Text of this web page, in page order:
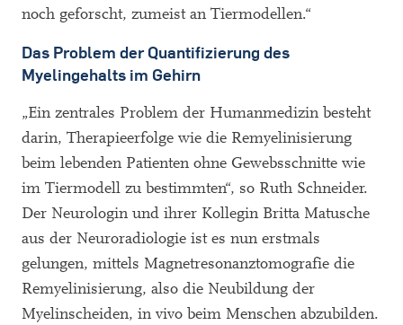
noch geforscht, zumeist an Tiermodellen.“
Das Problem der Quantifizierung des
Myelingehalts im Gehirn
„Ein zentrales Problem der Humanmedizin besteht
darin, Therapieerfolge wie die Remyelinisierung
beim lebenden Patienten ohne Gewebsschnitte wie
im Tiermodell zu bestimmten“, so Ruth Schneider.
Der Neurologin und ihrer Kollegin Britta Matusche
aus der Neuroradiologie ist es nun erstmals
gelungen, mittels Magnetresonanztomografie die
Remyelinisierung, also die Neubildung der
Myelinscheiden, in vivo beim Menschen abzubilden.